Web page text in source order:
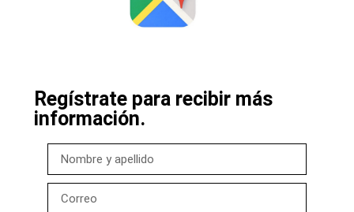
Regístrate para recibir más
información.